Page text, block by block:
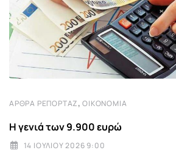
ΆΡΘΡΑ ΡΕΠΟΡΤΆΖ,ΟΙΚΟΝΟΜΊΑ
Η γενιά των 9.900 ευρώ
14 ΙΟΥΛΊΟΥ 2026 9:00